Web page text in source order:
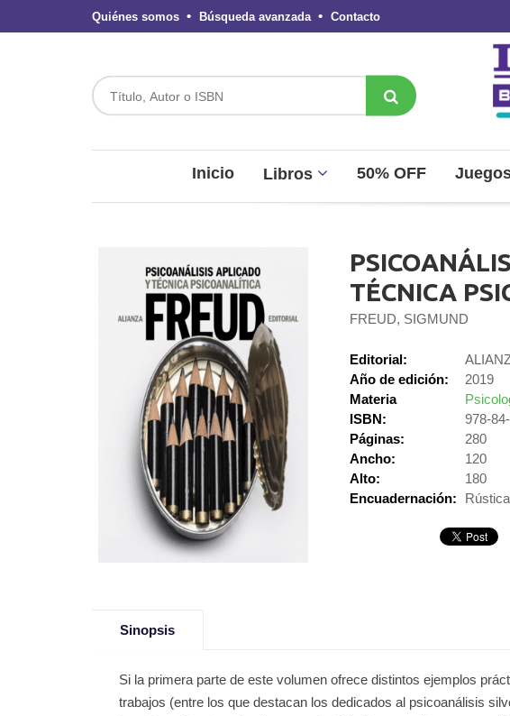
Quiénes somos Búsqueda avanzada Contacto
Inicio Libros 50% OFF
TÉCNICA
FREUD, SIGMUND
Editorial:
Año de edición:
2019
Materia
ISBN:
978-
Páginas:
280
Ancho:
120
Alto:
180
Encuadernación:
Rústica
Sinopsis
Si la primera parte de este volumen ofrece distintos ejemplos
trabajos (entre los que destacan los dedicados al psicoanálisis